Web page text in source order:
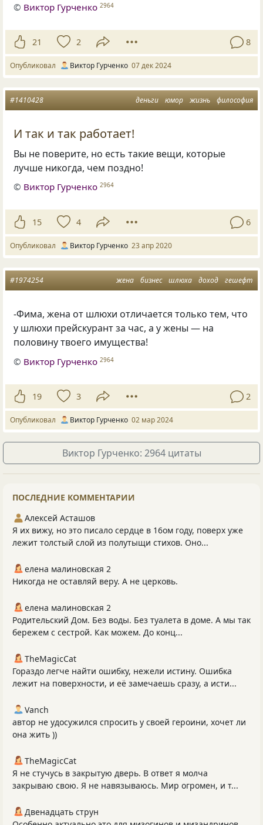
© Виктор Гурченко 2964
21 2 8
Опубликовал Виктор Гурченко 07 дек 2024
деньги юмор жизнь философия
#1410428
И так и так работает!
Вы не поверите, но есть такие вещи, которые
лучше никогда, чем поздно!
© Виктор Гурченко 2964
15 4 6
Опубликовал Виктор Гурченко 23 апр 2020
жена бизнес шлюха доход гешефт
#1974254
-Фима, жена от шлюхи отличается только тем, что
у шлюхи прейскурант за час, а у жены — на
половину твоего имущества!
© Виктор Гурченко 2964
19 3 2
Опубликовал Виктор Гурченко 02 мар 2024
Виктор Гурченко: 2964 цитаты
ПОСЛЕДНИЕ КОММЕНТАРИИ
Алексей Асташов
Я их вижу, но это писало сердце в 16ом году, поверх уже
лежит толстый слой из полутыщи стихов. Оно...
елена малиновская 2
Никогда не оставляй веру. А не церковь.
елена малиновская 2
Родительский Дом. Без воды. Без туалета в доме. А мы так
бережем с сестрой. Как можем. До конц...
TheMagicCat
Гораздо легче найти ошибку, нежели истину. Ошибка
лежит на поверхности, и её замечаешь сразу, а исти...
Vanch
автор не удосужился спросить у своей героини, хочет ли
она жить ))
TheMagicCat
Я не стучусь в закрытую дверь. В ответ я молча
закрываю свою. Я не навязываюсь. Мир огромен, и т...
Двенадцать струн